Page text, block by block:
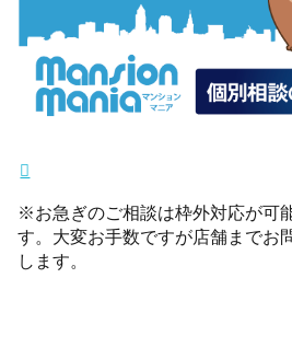
※お急ぎのご相談は枠外対応が可
す。大変お手数ですが店舗までお
します。